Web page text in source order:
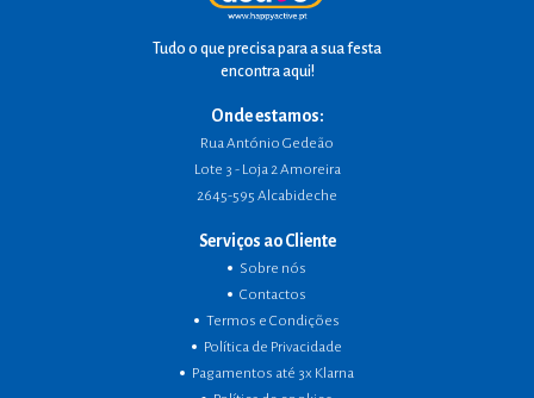
Tudo o que precisa para a sua festa
encontra aqui!
Onde estamos:
Rua António Gedeão
Lote 3 - Loja 2 Amoreira
2645-595 Alcabideche
Serviços ao Cliente
Sobre nós
Contactos
Termos e Condições
Política de Privacidade
Pagamentos até 3x Klarna